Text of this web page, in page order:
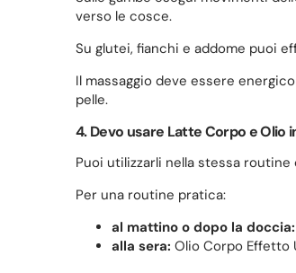
verso le cosce.
Su glutei, fianchi e addome puoi
Il massaggio deve essere
pelle.
4. Devo usare Latte Corpo e Olio
Puoi utilizzarli nella stessa
Per una routine pratica:
al mattino o dopo la doccia:
alla sera: Olio Corpo Effetto